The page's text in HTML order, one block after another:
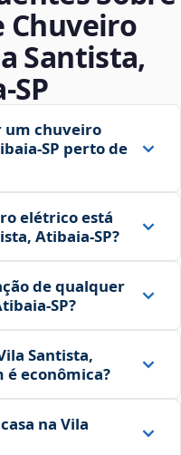
Chuveiro
Santista,
um chuveiro
perto de
elétrico está
Atibaia‑SP?
de qualquer
Santista,
é econômica?
na Vila